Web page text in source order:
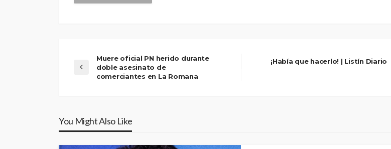
Muere oficial PN herido durante
doble asesinato de
comerciantes en La Romana
¡Había que hacerlo! | Listín Diario
You Might Also Like